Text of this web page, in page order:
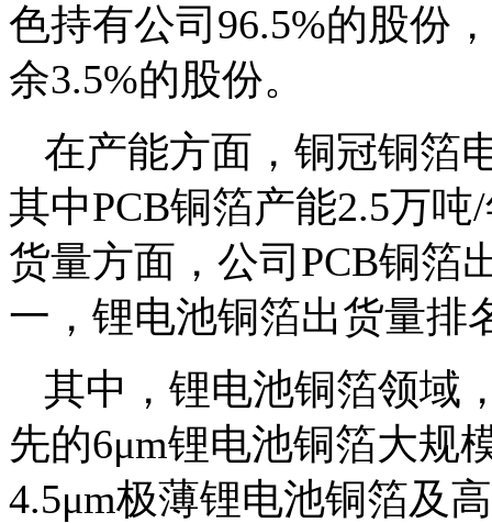
色持有公司96.5%的股份
余3.5%的股份。
在产能方面，铜冠铜箔
其中PCB铜箔产能2.5万
货量方面，公司PCB铜箔
一，锂电池铜箔出货量排
其中，锂电池铜箔领域
先的6μm锂电池铜箔大规
4.5μm极薄锂电池铜箔及